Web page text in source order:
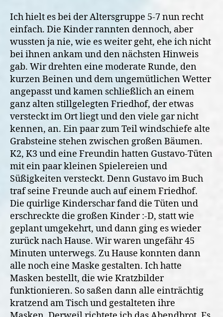
Ich hielt es bei der Altersgruppe 5-7 nun recht
einfach. Die Kinder rannten dennoch, aber
wussten ja nie, wie es weiter geht, ehe ich nicht
bei ihnen ankam und den nächsten Hinweis
gab. Wir drehten eine moderate Runde, den
kurzen Beinen und dem ungemütlichen Wetter
angepasst und kamen schließlich an einem
ganz alten stillgelegten Friedhof, der etwas
versteckt im Ort liegt und den viele gar nicht
kennen, an. Ein paar zum Teil windschiefe alte
Grabsteine stehen zwischen großen Bäumen.
K2, K3 und eine Freundin hatten Gustavo-Tüten
mit ein paar kleinen Spielereien und
Süßigkeiten versteckt. Denn Gustavo im Buch
traf seine Freunde auch auf einem Friedhof.
Die quirlige Kinderschar fand die Tüten und
erschreckte die großen Kinder :-D, statt wie
geplant umgekehrt, und dann ging es wieder
zurück nach Hause. Wir waren ungefähr 45
Minuten unterwegs. Zu Hause konnten dann
alle noch eine Maske gestalten. Ich hatte
Masken bestellt, die wie Kratzbilder
funktionieren. So saßen dann alle einträchtig
kratzend am Tisch und gestalteten ihre